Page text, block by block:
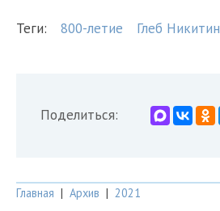
Теги: 800-летие Глеб Никитин
Поделиться:
Главная | Архив | 2021